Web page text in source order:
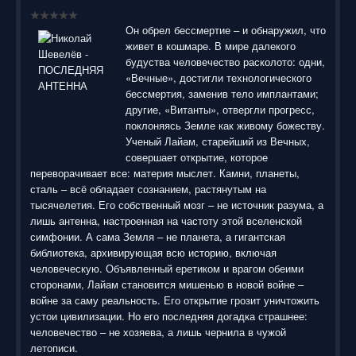
Вам электронные книги бесплатно и без регистрации введя
автора, название книги или имя полюбившегося героя в
строку поиска. На нашем сайте для ознакомления можно
бесплатноскачатькнигив электронных форматах fb2,
epub, pdf, rtf, txt, читать онлайн или купить лицензионные
электронные книги. Наш сайт постоянно развивается и
пополняется. Надеюсь, Вы станете нашим постоянным
Он обрел бессмертие – и обнаружил, что
живет в кошмаре. В мире далекого
будуства человечество расколото: одни,
«Вечные», достигли технологического
бессмертия, заменив тело имплантами;
другие, «Витанты», отвергли прогресс,
поклоняясь Земле как живому божеству.
Ученый Лайам, старейший из Вечных,
совершает открытие, которое
переворачивает все: материя мыслет. Камни, планеты,
сталь – всё обладает сознанием, растянутым на
тысячелетия. Его собственный мозг – не источник разума, а
лишь антенна, настроенная на частоту этой вселенской
симфонии. А сама Земля – не планета, а гигантская
библиотека, архивирующая всю историю, включая
человеческую. Объявленный еретиком и врагом обеими
сторонами, Лайам становится мишенью в новой войне –
войне за саму реальность. Его открытие грозит уничтожить
устои цивилизации. Но его последняя догадка страшнее:
человечество – не хозяева, а лишь чернила в чужой
летописи.